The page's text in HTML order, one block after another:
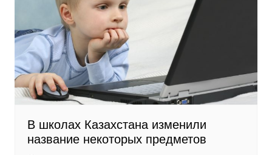
k
i
В школах Казахстана изменили
название некоторых предметов